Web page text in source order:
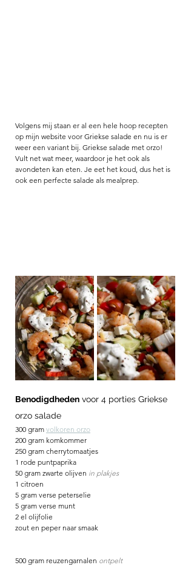
Volgens mij staan er al een hele hoop recepten
op mijn website voor Griekse salade en nu is er
weer een variant bij. Griekse salade met orzo!
Vult net wat meer, waardoor je het ook als
avondeten kan eten. Je eet het koud, dus het is
ook een perfecte salade als mealprep.
Benodigdheden voor 4 porties Griekse
orzo salade
300 gram volkoren orzo
200 gram komkommer
250 gram cherrytomaatjes
1 rode puntpaprika
50 gram zwarte olijven in plakjes
1 citroen
5 gram verse peterselie
5 gram verse munt
2 el olijfolie
zout en peper naar smaak
500 gram reuzengarnalen ontpelt